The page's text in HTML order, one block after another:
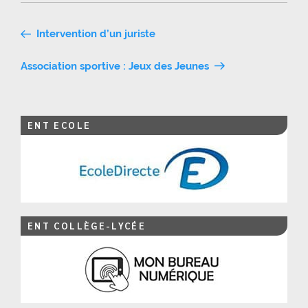
Navigation
de
Intervention d’un juriste
Association sportive : Jeux des Jeunes
ENT ECOLE
ENT COLLÈGE-LYCÉE